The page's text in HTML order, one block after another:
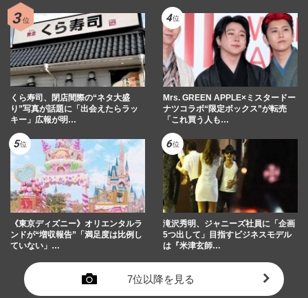
くら寿司、閉店間際の“ネタ大盛
り”写真が話題に「出会えたらラッ
キー」広報が明…
Mrs. GREEN APPLE×ミスタードー
ナツコラボ“限定ボックス”が転売
「これ買う人も…
《東京ディズニー》オリエンタルラ
ンドが“増収報告”「満足度は比例し
ていない」…
滝沢秀明、ジャニーズ社員に「企画
5つ出して」目指すビジネスモデル
は『米津玄師…
7位以降を見る